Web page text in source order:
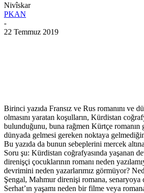
Nivîskar
PKAN
-
22 Temmuz 2019
Birinci yazıda Fransız ve Rus romanını ve
olmasını yaratan koşulların, Kürdistan
bulunduğunu, buna rağmen Kürtçe romanın
dünyada gelmesi gereken noktaya
Bu yazıda da bunun sebeplerini mercek
Soru şu: Kürdistan coğrafyasında yaşanan
direnişçi çocuklarının romanı neden
devrimini neden yazarlarımız görmüyor?
Şengal, Mahmur direnişi romana, senaryoya
Serhat’ın yaşamı neden bir filme veya